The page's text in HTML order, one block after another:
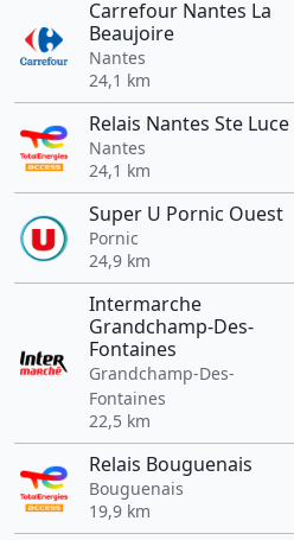
Carrefour Nantes La
Beaujoire
Nantes
24,1 km
Relais Nantes Ste Luce
Nantes
24,1 km
Super U Pornic Ouest
Pornic
24,9 km
Intermarche
Grandchamp-Des-
Fontaines
Grandchamp-Des-
Fontaines
22,5 km
Relais Bouguenais
Bouguenais
19,9 km